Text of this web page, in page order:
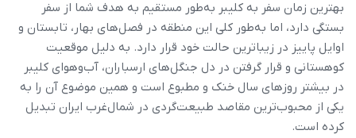
بهترین زمان سفر به کلیبر به‌طور مستقیم به هدف شما از سفر
بستگی دارد، اما به‌طور کلی این منطقه در فصل‌های بهار، تابستان و
اوایل پاییز در زیباترین حالت خود قرار دارد. به دلیل موقعیت
کوهستانی و قرار گرفتن در دل جنگل‌های ارسباران، آب‌وهوای کلیبر
در بیشتر روزهای سال خنک و مطبوع است و همین موضوع آن را به
یکی از محبوب‌ترین مقاصد طبیعت‌گردی در شمال‌غرب ایران تبدیل
کرده است.